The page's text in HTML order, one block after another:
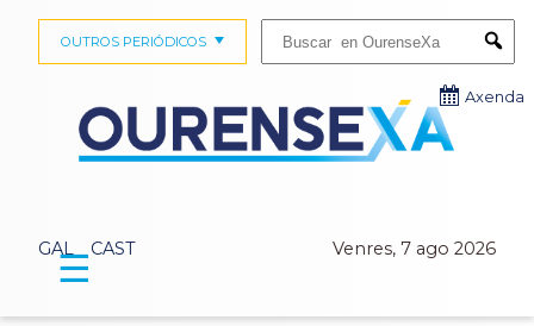
GAL CAST Venres, 7 ago 2026
OUTROS PERIÓDICOS
Axenda
☰